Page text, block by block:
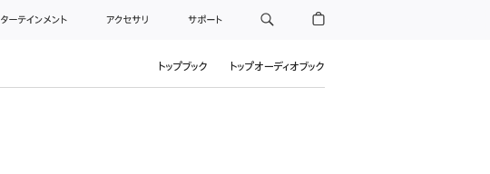
ーテインメント アクセサリ サポート
トップブック トップオーディオブック